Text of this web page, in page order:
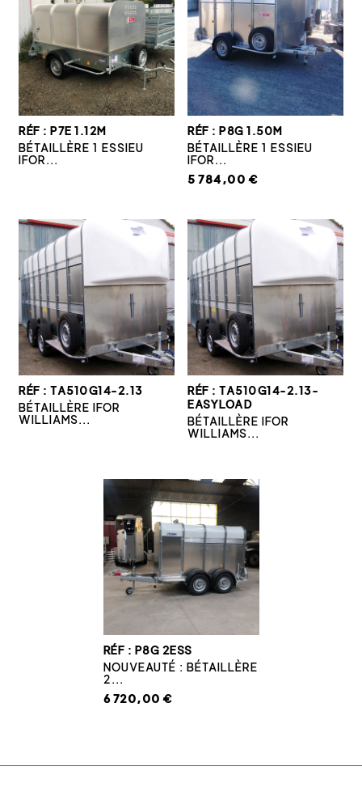
RÉF : P7E 1.12M
BÉTAILLÈRE 1 ESSIEU
IFOR...
RÉF : P8G 1.50M
BÉTAILLÈRE 1 ESSIEU
IFOR...
5 784,00 €
RÉF : TA510G14-2.13
BÉTAILLÈRE IFOR
WILLIAMS...
RÉF : TA510G14-2.13-
EASYLOAD
BÉTAILLÈRE IFOR
WILLIAMS...
RÉF : P8G 2ESS
NOUVEAUTÉ : BÉTAILLÈRE
2...
6 720,00 €